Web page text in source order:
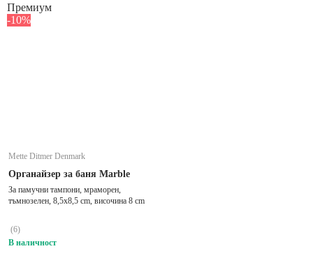
Премиум
-10%
Mette Ditmer Denmark
Органайзер за баня Marble
За памучни тампони, мраморен,
тъмнозелен, 8,5x8,5 cm, височина 8 cm
(6)
В наличност